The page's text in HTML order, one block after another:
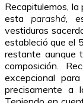
Recapitulemos,
esta parashá,
vestiduras
estableció que el
restante aunque
composición.
excepcional
precisamente a